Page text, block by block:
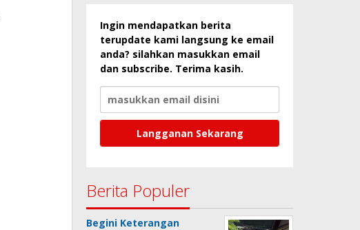
Ingin mendapatkan berita
terupdate kami langsung ke email
anda? silahkan masukkan email
dan subscribe. Terima kasih.
Berita Populer
Begini Keterangan